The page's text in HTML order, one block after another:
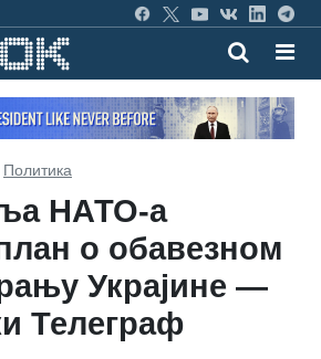
Политика
НАТО-а
о обавезном
Украјине —
Телеграф